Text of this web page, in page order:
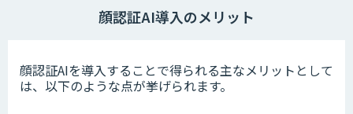
顔認証AI導入のメリット
顔認証AIを導入することで得られる主なメリットとして
は、以下のような点が挙げられます。